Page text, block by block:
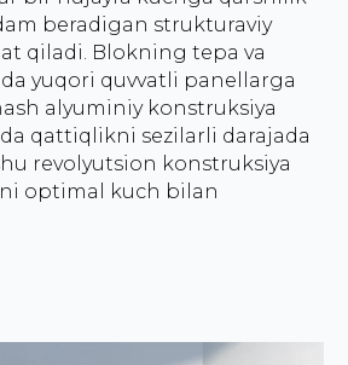
beradigan strukturaviy
qiladi. Blokning tepa va
yuqori quvvatli panellarga
alyuminiy konstruksiya
qattiqlikni sezilarli darajada
revolyutsion konstruksiya
optimal kuch bilan